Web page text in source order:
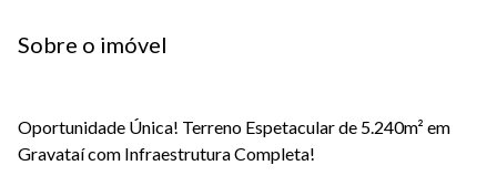
Sobre o imóvel
Oportunidade Única! Terreno Espetacular de 5.240m² em
Gravataí com Infraestrutura Completa!